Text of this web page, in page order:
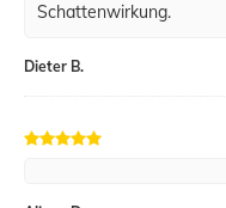
Schattenwirkung.
Dieter B.